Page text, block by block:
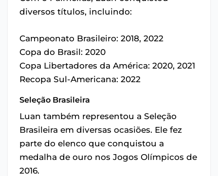
diversos títulos, incluindo:
Campeonato Brasileiro: 2018, 2022
Copa do Brasil: 2020
Copa Libertadores da América: 2020, 2021
Recopa Sul-Americana: 2022
Seleção Brasileira
Luan também representou a Seleção
Brasileira em diversas ocasiões. Ele fez
parte do elenco que conquistou a
medalha de ouro nos Jogos Olímpicos de
2016.